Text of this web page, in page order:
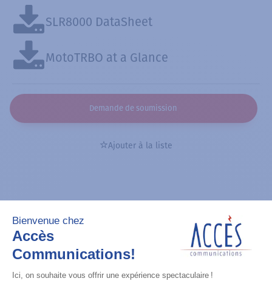
SLR8000 DataSheet
MotoTRBO at a Glance
Demande de soumission
Ajouter à la liste
Vous pourriez aimer aussi
Ajouter à la liste